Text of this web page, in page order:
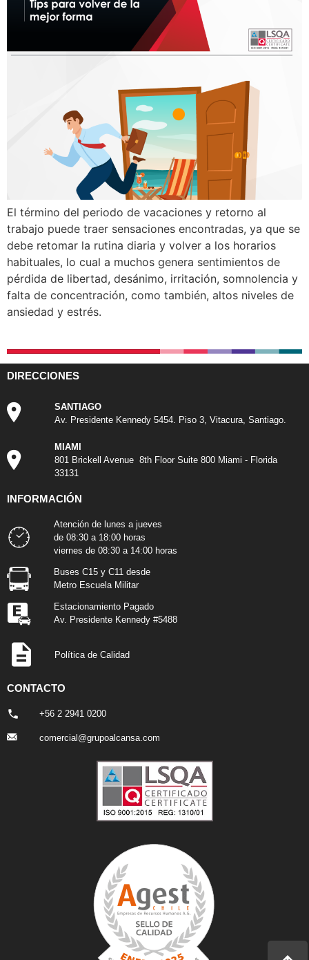
El término del periodo de vacaciones y retorno al
trabajo puede traer sensaciones encontradas, ya que se
debe retomar la rutina diaria y volver a los horarios
habituales, lo cual a muchos genera sentimientos de
pérdida de libertad, desánimo, irritación, somnolencia y
falta de concentración, como también, altos niveles de
ansiedad y estrés.
DIRECCIONES
SANTIAGO
Av. Presidente Kennedy 5454. Piso 3, Vitacura, Santiago.
MIAMI
801 Brickell Avenue 8th Floor Suite 800 Miami - Florida
33131
INFORMACIÓN
Atención de lunes a jueves
de 08:30 a 18:00 horas
viernes de 08:30 a 14:00 horas
Buses C15 y C11 desde
Metro Escuela Militar
Estacionamiento Pagado
Av. Presidente Kennedy #5488
Política de Calidad
CONTACTO
+56 2 2941 0200
comercial@grupoalcansa.com